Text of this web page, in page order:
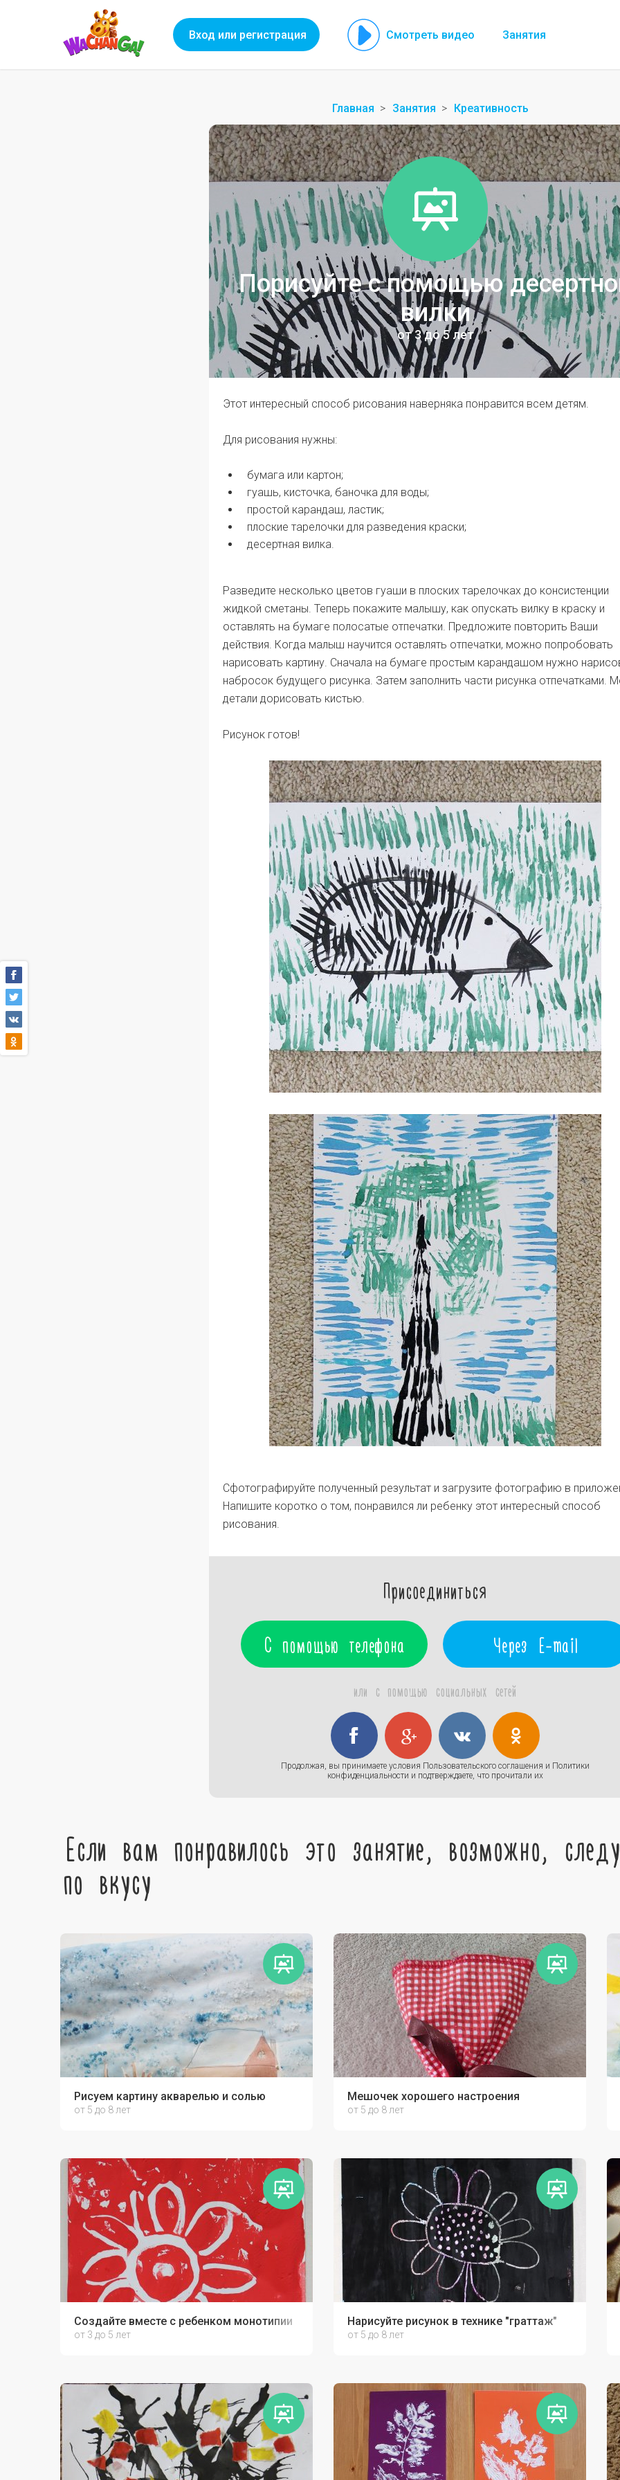
Вход или регистрация Смотреть видео Занятия
Главная Занятия Креативность
Порисуйте с помощью
вилки
от 3 до 5 лет
Этот интересный способ рисования наверняка понравится всем детям.
Для рисования нужны:
бумага или картон;
гуашь, кисточка, баночка для воды;
простой карандаш, ластик;
плоские тарелочки для разведения краски;
десертная вилка.
Разведите несколько цветов гуаши в плоских тарелочках до консистенции
жидкой сметаны. Теперь покажите малышу, как опускать вилку в краску и
оставлять на бумаге полосатые отпечатки. Предложите повторить Ваши
действия. Когда малыш научится оставлять отпечатки, можно попробовать
нарисовать картину. Сначала на бумаге простым карандашом нужно
набросок будущего рисунка. Затем заполнить части рисунка отпечатками.
детали дорисовать кистью.
Рисунок готов!
Сфотографируйте полученный результат и загрузите фотографию в
Напишите коротко о том, понравился ли ребенку этот интересный способ
рисования.
Присоединиться
С помощью телефона Через E-mail
или с помощью социальных сетей
Продолжая, вы принимаете условия Пользовательского соглашения и Политики
конфиденциальности и подтверждаете, что прочитали их
Если вам понравилось это занятие, возможно,
по вкусу
Рисуем картину акварелью и солью
от 5 до 8 лет
Мешочек хорошего настроения
от 5 до 8 лет
Создайте вместе с ребенком монотипии
от 3 до 5 лет
Нарисуйте рисунок в технике "граттаж"
от 5 до 8 лет